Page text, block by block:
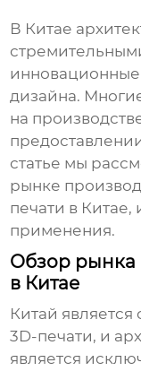
В Китае
инновационные
дизайна.
на
статье мы
рынке
печати в Китае,
применения.
Обзор рынка
в Китае
Китай
3D-печати, и
является